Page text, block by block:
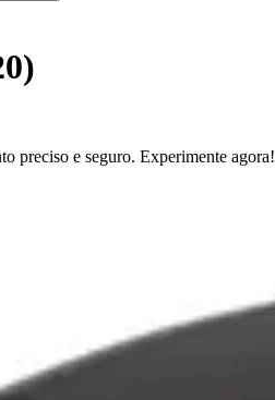
preciso e seguro. Experimente agora!